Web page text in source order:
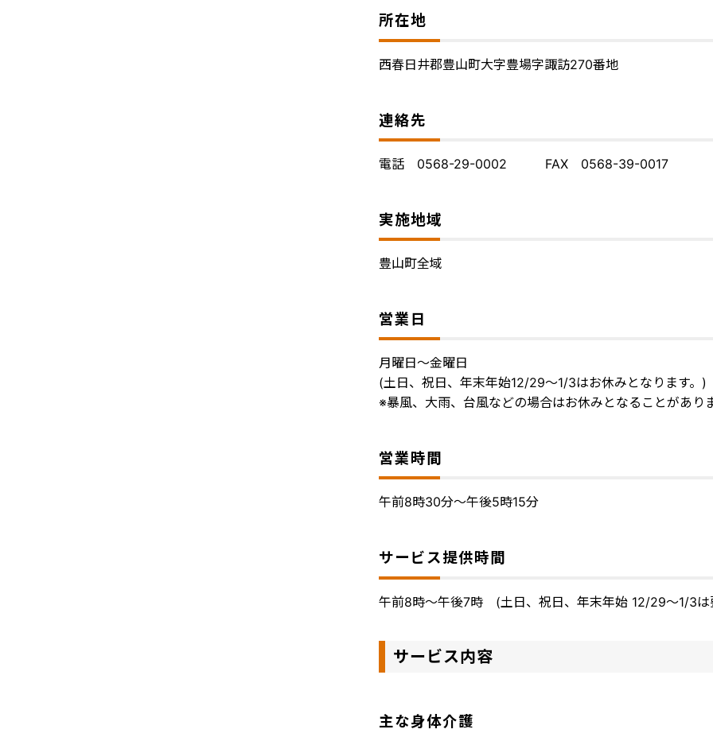
所在地
西春日井郡豊山町大字豊場字諏訪270番地
連絡先
電話 0568-29-0002 FAX 0568-39-0017
実施地域
豊山町全域
営業日
月曜日～金曜日
(土日、祝日、年末年始12/29～1/3はお休みとなります。)
※暴風、大雨、台風などの場合はお休みとなることがあり
営業時間
午前8時30分～午後5時15分
サービス提供時間
午前8時～午後7時 (土日、祝日、年末年始 12/29～1/3は
サービス内容
主な身体介護